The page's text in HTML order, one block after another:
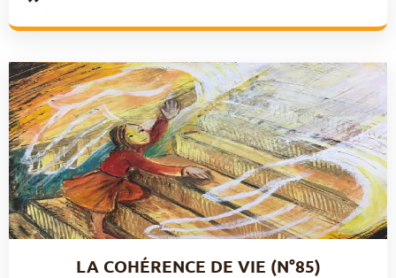
LA COHÉRENCE DE VIE (N°85)